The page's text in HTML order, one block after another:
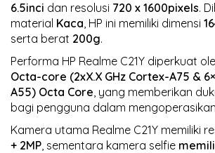
6.5inci dan resolusi 720 x 1600pixels.
material Kaca, HP ini memiliki dimensi
serta berat 200g.
Performa HP Realme C21Y diperkuat
Octa-core (2xX.X GHz Cortex-A75 &
A55) Octa Core, yang memberikan
bagi pengguna dalam mengoperasikan
Kamera utama Realme C21Y memiliki
+ 2MP, sementara kamera selfie